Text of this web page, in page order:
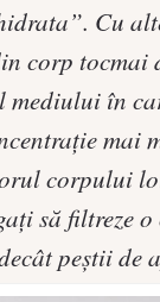
Cu
corp tocmai
în
mai
corpului
să filtreze
peştii de